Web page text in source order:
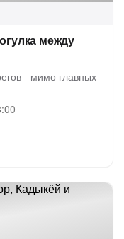
между
- мимо главных